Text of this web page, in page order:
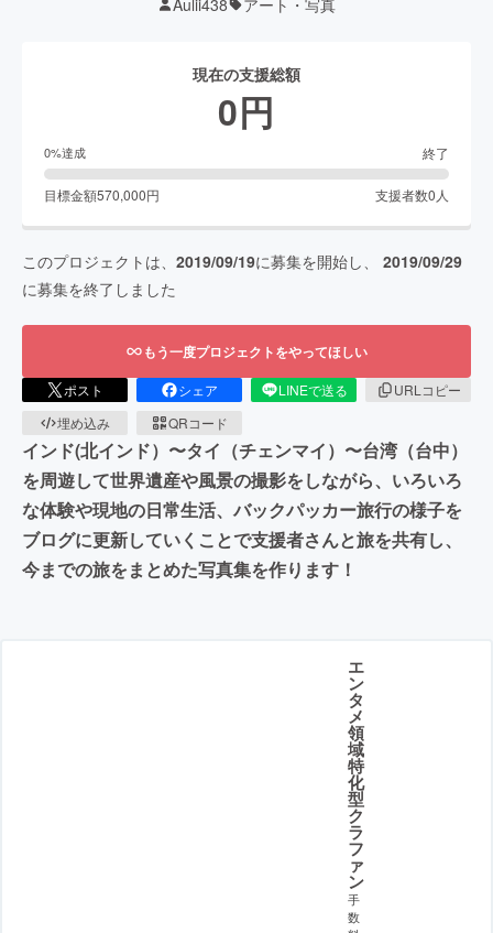
現在の支援総額
0円
0%達成 終了
目標金額570,000円 支援者数0 人
このプロジェクトは、 2019/09/19に募集を開始し、 2019/09/29
に募集を終了しました
もう一度プロジェクトをやってほしい
ポスト シェア LINEで送る
URLコピー
埋め込み
QRコード
インド(北インド）〜タイ（チェンマイ）〜台湾（台中）
を周遊して世界遺産や風景の撮影をしながら、いろいろ
な体験や現地の日常生活、バックパッカー旅行の様子を
ブログに更新していくことで支援者さんと旅を共有し、
今までの旅をまとめた写真集を作ります！
エ
ン
タ
メ
領
域
特
化
型
ク
ラ
フ
ァ
ン
手
数